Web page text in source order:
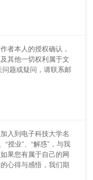
者本人的授权确认，
其他一切权利属于文
题或疑问，请联系邮
入到电子科技大学名
“授业”、“解惑”，与我
果您有属于自己的网
心得与感悟，我们期